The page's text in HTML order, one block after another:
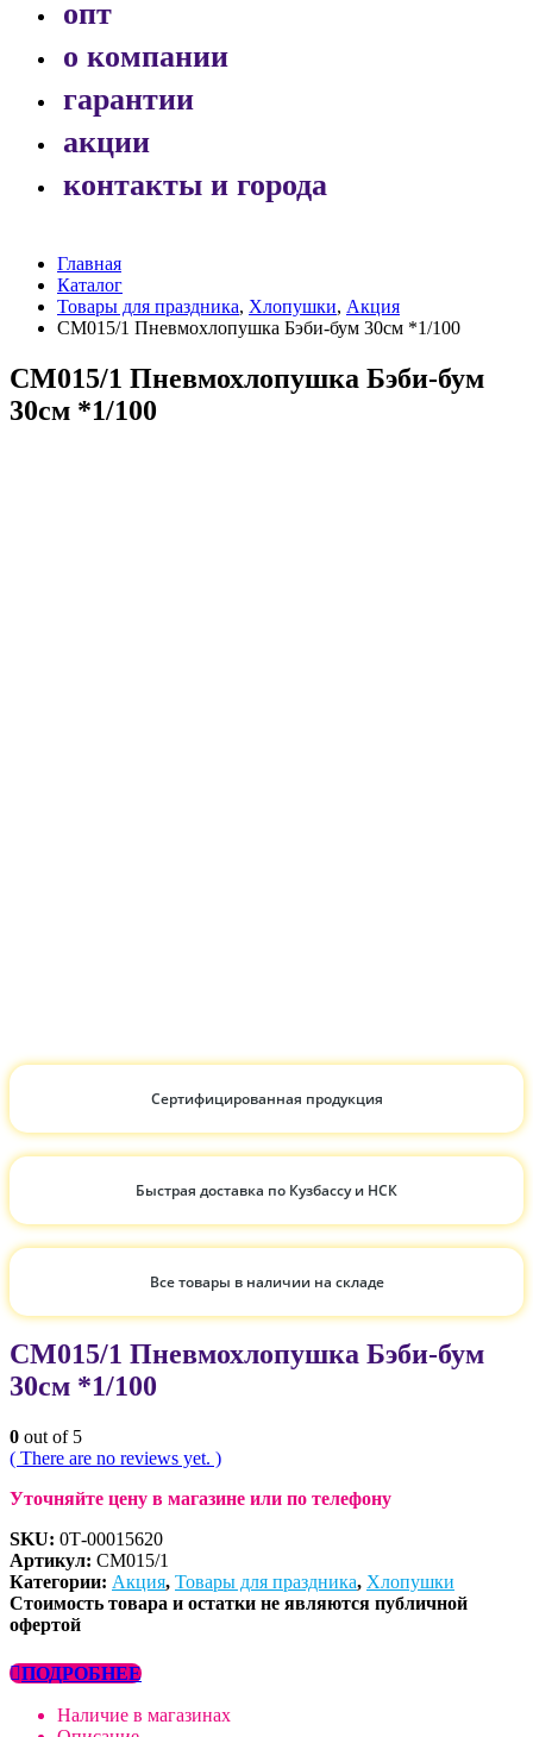
опт
о компании
гарантии
акции
контакты и города
Главная
Каталог
Товары для праздника, Хлопушки, Акция
СМ015/1 Пневмохлопушка Бэби-бум 30см *1/100
СМ015/1 Пневмохлопушка Бэби-бум
30см *1/100
Сертифицированная продукция
Быстрая доставка по Кузбассу и НСК
Все товары в наличии на складе
СМ015/1 Пневмохлопушка Бэби-бум
30см *1/100
0 out of 5
( There are no reviews yet. )
Уточняйте цену в магазине или по телефону
SKU: 0Т-00015620
Артикул: СМ015/1
Категории: Акция, Товары для праздника, Хлопушки
Стоимость товара и остатки не являются публичной
офертой
ПОДРОБНЕЕ
Наличие в магазинах